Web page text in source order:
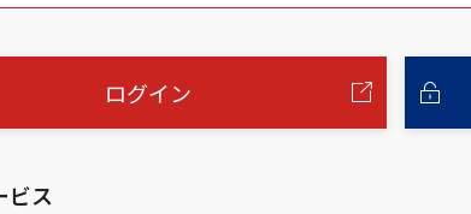
ログイン
ビス